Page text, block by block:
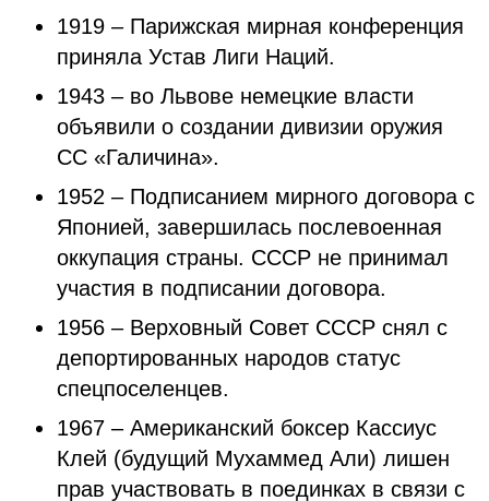
1919 – Парижская мирная конференция
приняла Устав Лиги Наций.
1943 – во Львове немецкие власти
объявили о создании дивизии оружия
СС «Галичина».
1952 – Подписанием мирного договора с
Японией, завершилась послевоенная
оккупация страны. СССР не принимал
участия в подписании договора.
1956 – Верховный Совет СССР снял с
депортированных народов статус
спецпоселенцев.
1967 – Американский боксер Кассиус
Клей (будущий Мухаммед Али) лишен
прав участвовать в поединках в связи с